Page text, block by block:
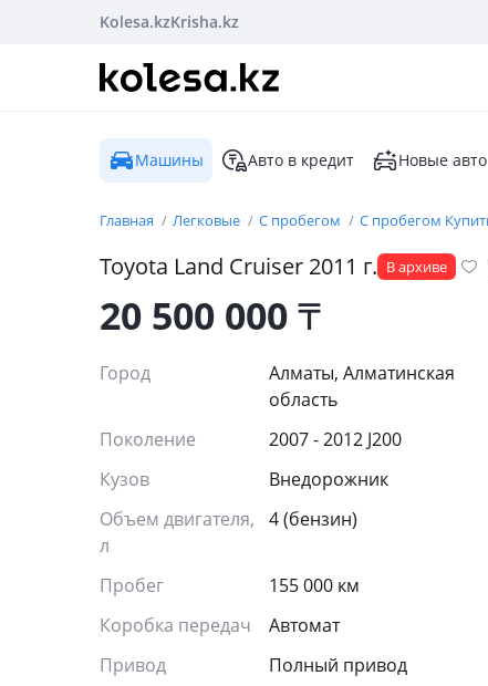
Kolesa.kzKrisha.kz
Машины Авто в кредит Новые авто
Главная Легковые С пробегом С пробегом
Toyota Land Cruiser 2011 г. В архиве
20 500 000₸
Город
Алматы, Алматинская
область
Поколение
2007 - 2012 J200
Кузов
Внедорожник
Объем двигателя,
л
4 (бензин)
Пробег
155 000 км
Коробка передач
Автомат
Привод
Полный привод